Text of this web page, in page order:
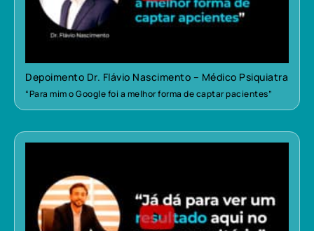
Depoimento Dr. Flávio Nascimento – Médico Psiquiatra
“Para mim o Google foi a melhor forma de captar pacientes”